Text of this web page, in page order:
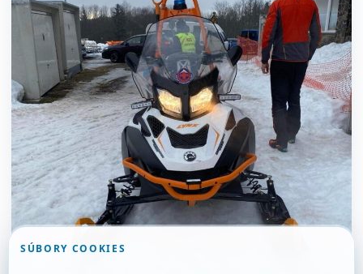
SÚBORY COOKIES